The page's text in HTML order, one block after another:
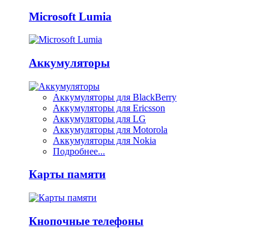
Microsoft Lumia
Аккумуляторы
Аккумуляторы для BlackBerry
Аккумуляторы для Ericsson
Аккумуляторы для LG
Аккумуляторы для Motorola
Аккумуляторы для Nokia
Подробнее...
Карты памяти
Кнопочные телефоны